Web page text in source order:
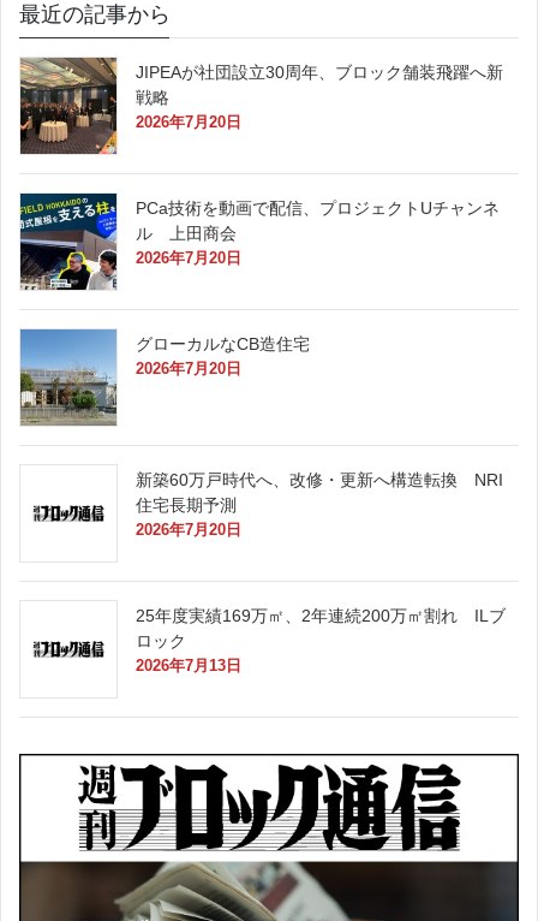
最近の記事から
JIPEAが社団設立30周年、ブロック舗装飛躍へ新
戦略
2026年7月20日
PCa技術を動画で配信、プロジェクトUチャンネ
ル 上田商会
2026年7月20日
グローカルなCB造住宅
2026年7月20日
新築60万戸時代へ、改修・更新へ構造転換 NRI
住宅長期予測
2026年7月20日
25年度実績169万㎡、2年連続200万㎡割れ ILブ
ロック
2026年7月13日